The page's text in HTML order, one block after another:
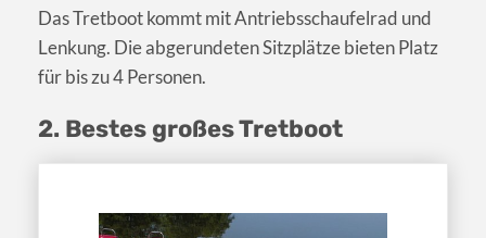
Das Tretboot kommt mit Antriebsschaufelrad und
Lenkung. Die abgerundeten Sitzplätze bieten Platz
für bis zu 4 Personen.
2. Bestes großes Tretboot